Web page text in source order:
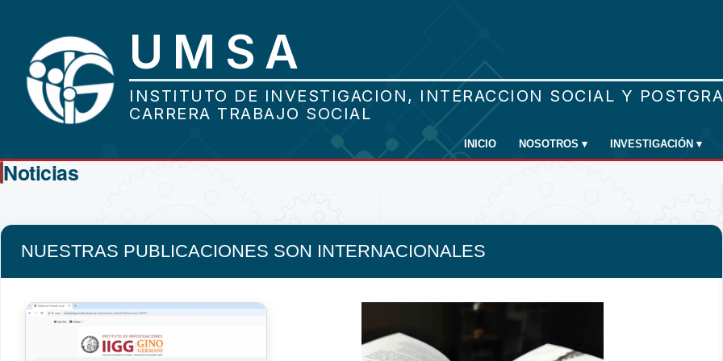
INICIO NOSOTROS ▾ INVESTIGACIÓN ▾
Noticias
NUESTRAS PUBLICACIONES SON INTERNACIONALES